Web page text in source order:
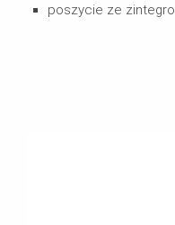
poszycie ze